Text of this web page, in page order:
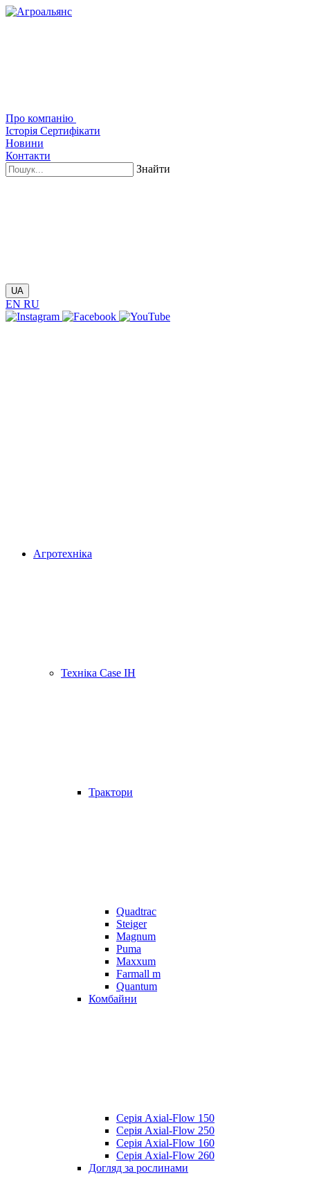
Про компанію
Історія Сертифікати
Новини
Контакти
Знайти
UA
EN RU
Агротехніка
Техніка Case IH
Трактори
Quadtrac
Steiger
Magnum
Puma
Maxxum
Farmall m
Quantum
Комбайни
Серія Axial-Flow 150
Серія Axial-Flow 250
Серія Axial-Flow 160
Серія Axial-Flow 260
Догляд за рослинами